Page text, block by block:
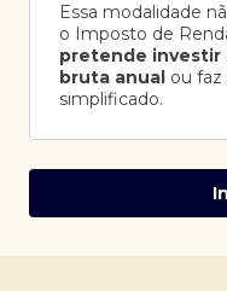
Essa modalidade
o Imposto de
pretende investir
bruta anual ou faz
simplificado.